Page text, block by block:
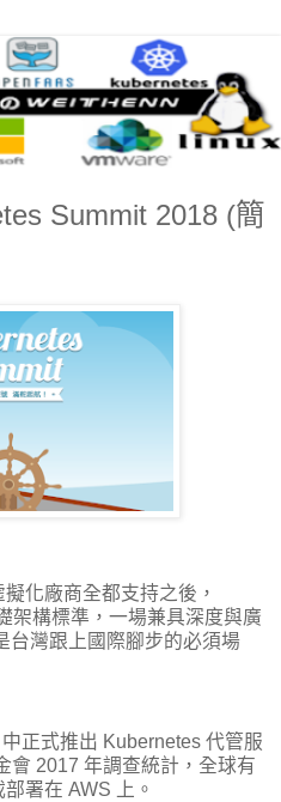
Summit 2018 (簡
化廠商全都支持之後，
架構標準，一場兼具深度與廣
台灣跟上國際腳步的必須場
正式推出 Kubernetes 代管服
會 2017 年調查統計，全球有
署在 AWS 上。